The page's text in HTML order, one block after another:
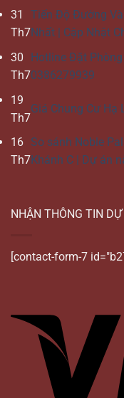
31
Th7
Tiến Độ Đường
Nhất | Cập Nhật
30
Th7
Hotline Đặt
0386279939
19
Th7
Giá Chung Cư Hạ
16
Th7
So sánh Noble
Khánh C | Dự án
NHẬN THÔNG TIN DỰ
[contact-form-7